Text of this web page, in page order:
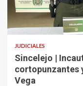
2 min read
JUDICIALES
Sincelejo |
cortopunzantes
Vega